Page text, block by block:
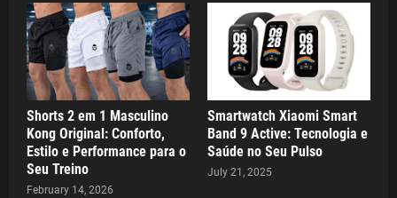
Shorts 2 em 1 Masculino
Kong Original: Conforto,
Estilo e Performance para o
Seu Treino
February 14, 2026
Smartwatch Xiaomi Smart
Band 9 Active: Tecnologia e
Saúde no Seu Pulso
July 21, 2025